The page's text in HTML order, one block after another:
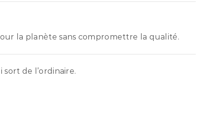
la planète sans compromettre la qualité.
de l’ordinaire.